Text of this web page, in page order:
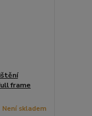
frame
Není skladem